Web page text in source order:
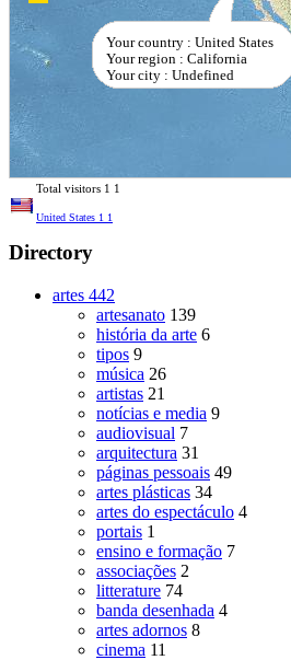
Your country : United States
Your region : California
Your city : Undefined
Total visitors 1 1
United States 1 1
Directory
artes 442
artesanato 139
história da arte 6
tipos 9
música 26
artistas 21
notícias e media 9
audiovisual 7
arquitectura 31
páginas pessoais 49
artes plásticas 34
artes do espectáculo 4
portais 1
ensino e formação 7
associações 2
litterature 74
banda desenhada 4
artes adornos 8
cinema 11